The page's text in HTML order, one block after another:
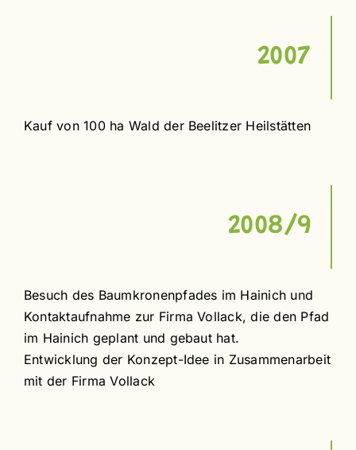
2007
Kauf von 100 ha Wald der Beelitzer Heilstätten
2008/9
Besuch des Baumkronenpfades im Hainich und
Kontaktaufnahme zur Firma Vollack, die den Pfad
im Hainich geplant und gebaut hat.
Entwicklung der Konzept-Idee in Zusammenarbeit
mit der Firma Vollack